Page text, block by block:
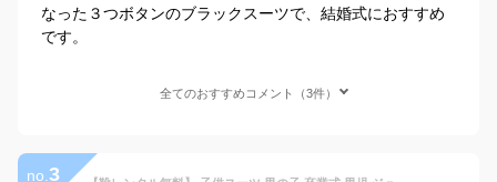
なった３つボタンのブラックスーツで、結婚式におすすめ
です。
全てのおすすめコメント（3件）
no. 3